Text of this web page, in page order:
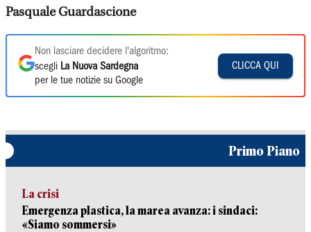
Pasquale Guardascione
Non lasciare decidere l'algoritmo:
scegli La Nuova Sardegna
per le tue notizie su Google
CLICCA QUI
Primo Piano
La crisi
Emergenza plastica, la marea avanza: i sindaci:
«Siamo sommersi»